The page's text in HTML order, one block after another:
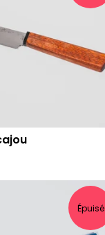
Épuisé